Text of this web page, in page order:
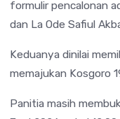
formulir pencalonan
dan La Ode Safiul
Keduanya dinilai
memajukan Kosgoro
Panitia masih